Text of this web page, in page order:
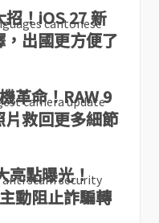
！iOS 27 新
出國更方便了
革命！RAW 9
救回更多細節
亮點曝光！
動阻止詐騙轉